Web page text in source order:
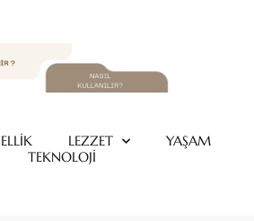
LEZZET
YAŞAM
TEKNOLOJİ